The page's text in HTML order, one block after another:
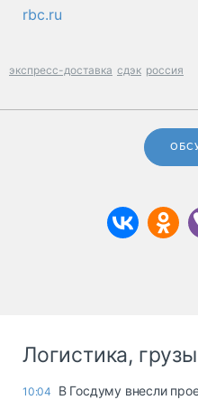
rbc.ru
экспресс-доставка сдэк россия
Логистика, грузы
10:04
В Госдуму внесли